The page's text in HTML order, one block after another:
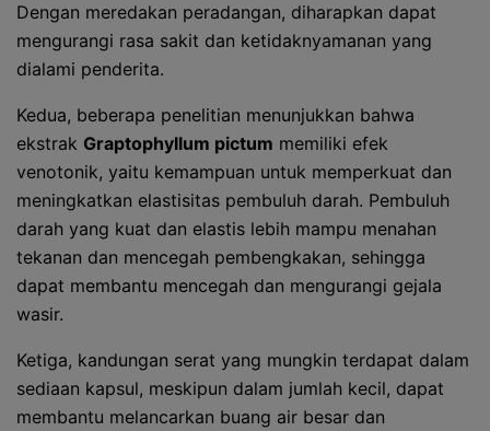
Dengan meredakan peradangan, diharapkan dapat
mengurangi rasa sakit dan ketidaknyamanan yang
dialami penderita.
Kedua, beberapa penelitian menunjukkan bahwa
ekstrak Graptophyllum pictum memiliki efek
venotonik, yaitu kemampuan untuk memperkuat dan
meningkatkan elastisitas pembuluh darah. Pembuluh
darah yang kuat dan elastis lebih mampu menahan
tekanan dan mencegah pembengkakan, sehingga
dapat membantu mencegah dan mengurangi gejala
wasir.
Ketiga, kandungan serat yang mungkin terdapat dalam
sediaan kapsul, meskipun dalam jumlah kecil, dapat
membantu melancarkan buang air besar dan